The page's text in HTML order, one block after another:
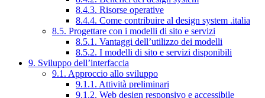
8.4.3. Risorse operative
8.4.4. Come contribuire al design system .italia
8.5. Progettare con i modelli di sito e servizi
8.5.1. Vantaggi dell’utilizzo dei modelli
8.5.2. I modelli di sito e servizi disponibili
9. Sviluppo dell’interfaccia
9.1. Approccio allo sviluppo
9.1.1. Attività preliminari
9.1.2. Web design responsivo e accessibile